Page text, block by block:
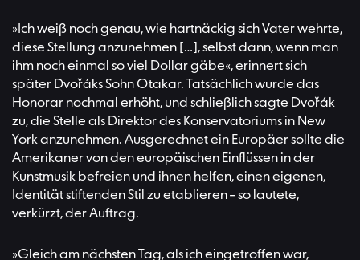
»Ich weiß noch genau, wie hartnäckig sich Vater wehrte,
diese Stellung anzunehmen […], selbst dann, wenn man
ihm noch einmal so viel Dollar gäbe«, erinnert sich
später Dvořáks Sohn Otakar. Tatsächlich wurde das
Honorar nochmal erhöht, und schließlich sagte Dvořák
zu, die Stelle als Direktor des Konservatoriums in New
York anzunehmen. Ausgerechnet ein Europäer sollte die
Amerikaner von den europäischen Einflüssen in der
Kunstmusik befreien und ihnen helfen, einen eigenen,
Identität stiftenden Stil zu etablieren – so lautete,
verkürzt, der Auftrag.
»Gleich am nächsten Tag, als ich eingetroffen war,